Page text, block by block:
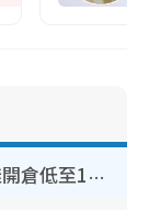
開倉優惠 | 尖沙咀海港城名牌波鞋開倉低至1折！On鞋$899起／Joy&Peace鞋履$98起